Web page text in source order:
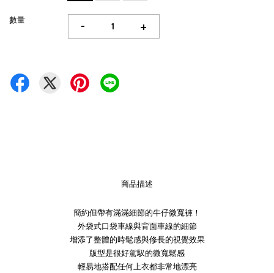
數量 - +
商品描述
簡約但帶有滿滿細節的牛仔微寬褲！
外袋式口袋車線與背面車線的細節
增添了整體的時髦感與修長的視覺效果
版型是很好駕馭的微寬鬆感
輕易地搭配任何上衣都非常地漂亮